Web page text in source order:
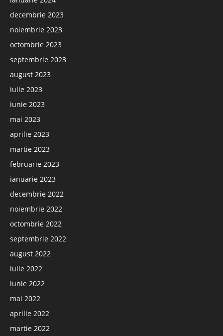
decembrie 2023
noiembrie 2023
octombrie 2023
septembrie 2023
august 2023
iulie 2023
iunie 2023
mai 2023
aprilie 2023
martie 2023
februarie 2023
ianuarie 2023
decembrie 2022
noiembrie 2022
octombrie 2022
septembrie 2022
august 2022
iulie 2022
iunie 2022
mai 2022
aprilie 2022
martie 2022